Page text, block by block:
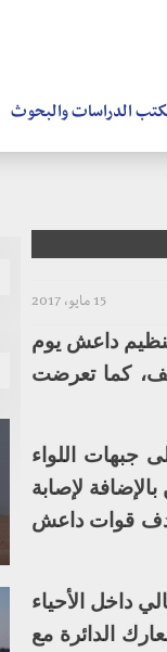
الدراسات والبحوث
15 مايو، 2017
داعش يوم
كما تعرضت
جبهات اللواء
لإصابة
قوات داعش
داخل الأحياء
الدائرة مع